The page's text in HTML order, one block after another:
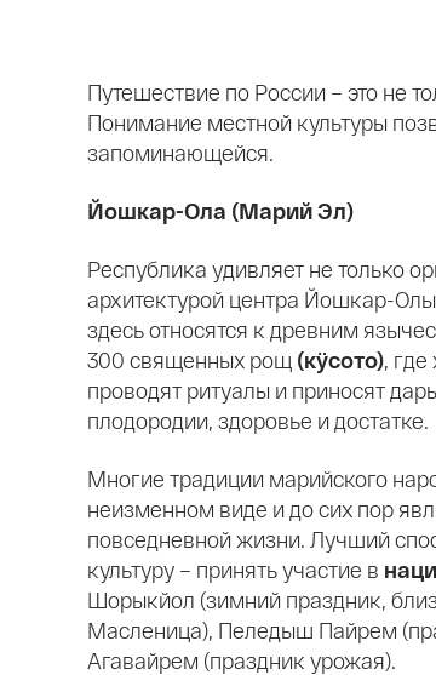
Путешествие по России – это не
Понимание местной культуры
запоминающейся.
Йошкар-Ола (Марий Эл)
Республика удивляет не только
архитектурой центра Йошкар-
здесь относятся к древним
300 священных рощ (кӱсото),
проводят ритуалы и приносят
плодородии, здоровье и достатке.
Многие традиции марийского
неизменном виде и до сих пор
повседневной жизни. Лучший
культуру – принять участие в
Шорыкйол (зимний праздник,
Масленица), Пеледыш Пайрем
Агавайрем (праздник урожая).